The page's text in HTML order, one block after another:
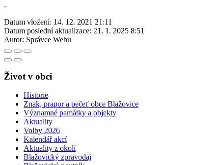
-
Datum vložení: 14. 12. 2021 21:11
Datum poslední aktualizace: 21. 1. 2025 8:51
Autor: Správce Webu
Život v obci
Historie
Znak, prapor a pečeť obce Blažovice
Významné památky a objekty
Aktuality
Volby 2026
Kalendář akcí
Aktuality z okolí
Blažovický zpravodaj